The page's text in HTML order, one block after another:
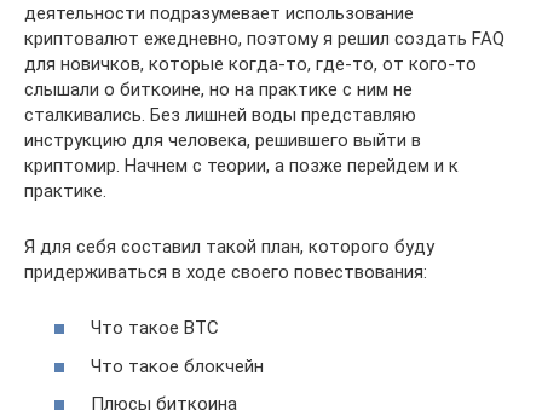
деятельности подразумевает использование
криптовалют ежедневно, поэтому я решил создать FAQ
для новичков, которые когда-то, где-то, от кого-то
слышали о биткоине, но на практике с ним не
сталкивались. Без лишней воды представляю
инструкцию для человека, решившего выйти в
криптомир. Начнем с теории, а позже перейдем и к
практике.
Я для себя составил такой план, которого буду
придерживаться в ходе своего повествования:
Что такое ВТС
Что такое блокчейн
Плюсы биткоина